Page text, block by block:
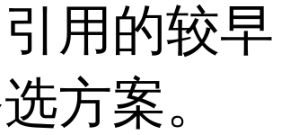
用的较早
方案。